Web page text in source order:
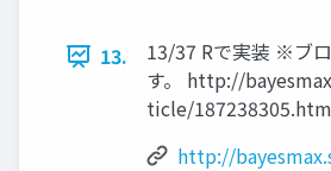
13.
13/37 Rで実装 ※ブ
す。 http://
ticle/
http://